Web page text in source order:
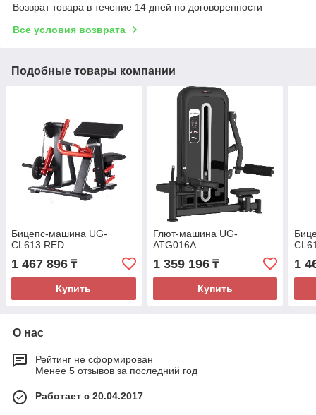
Возврат товара в течение 14 дней по договоренности
Все условия возврата
Подобные товары компании
Бицепс-машина UG-
CL613 RED
1 467 896 ₸
Купить
Глют-машина UG-
ATG016A
1 359 196₸
Купить
1
О нас
Рейтинг не сформирован
Менее 5 отзывов за последний год
Работает с 20.04.2017